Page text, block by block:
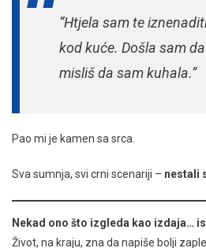
“Htjela sam te
kod kuće. Došla sam
misliš da sam kuhala.”
Pao mi je kamen sa srca.
Sva sumnja, svi crni scenariji – nestali
Nekad ono što izgleda kao izdaja…
Život, na kraju, zna da napiše bolji